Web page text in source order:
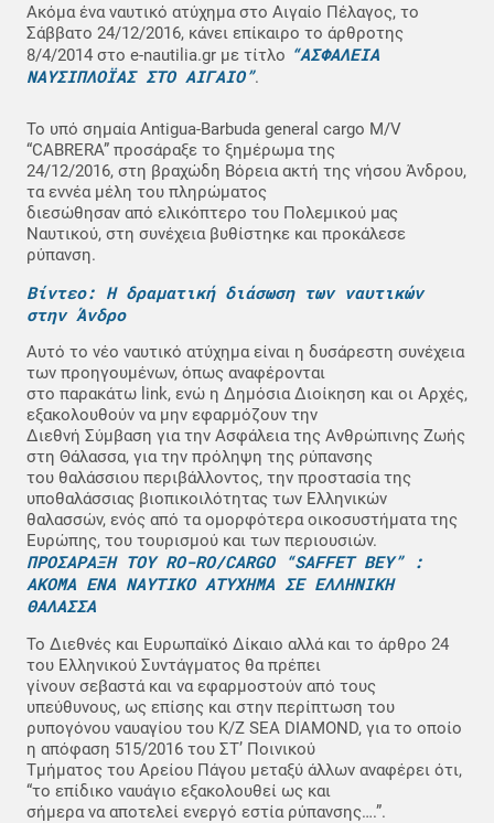
Ακόμα ένα ναυτικό ατύχημα στο Αιγαίο Πέλαγος, το
Σάββατο 24/12/2016, κάνει επίκαιρο το άρθροτης
8/4/2014 στο e-nautilia.gr με τίτλο “ΑΣΦΑΛΕΙΑ
ΝΑΥΣΙΠΛΟΪΑΣ ΣΤΟ ΑΙΓΑΙΟ”.
Το υπό σημαία Antigua-Barbuda general cargo M/V
“CABRERA” προσάραξε το ξημέρωμα της
24/12/2016, στη βραχώδη Βόρεια ακτή της νήσου Άνδρου,
τα εννέα μέλη του πληρώματος
διεσώθησαν από ελικόπτερο του Πολεμικού μας
Ναυτικού, στη συνέχεια βυθίστηκε και προκάλεσε
ρύπανση.
Βίντεο: Η δραματική διάσωση των ναυτικών
στην Άνδρο
Αυτό το νέο ναυτικό ατύχημα είναι η δυσάρεστη συνέχεια
των προηγουμένων, όπως αναφέρονται
στο παρακάτω link, ενώ η Δημόσια Διοίκηση και οι Αρχές,
εξακολουθούν να μην εφαρμόζουν την
Διεθνή Σύμβαση για την Ασφάλεια της Ανθρώπινης Ζωής
στη Θάλασσα, για την πρόληψη της ρύπανσης
του θαλάσσιου περιβάλλοντος, την προστασία της
υποθαλάσσιας βιοπικοιλότητας των Ελληνικών
θαλασσών, ενός από τα ομορφότερα οικοσυστήματα της
Ευρώπης, του τουρισμού και των περιουσιών.
ΠΡΟΣΑΡΑΞΗ ΤΟΥ RO-RO/CARGO “SAFFET BEY” :
AKOMA ENA NAYTIKO ATYXHMA ΣΕ ΕΛΛΗΝΙΚΗ
ΘΑΛΑΣΣΑ
Το Διεθνές και Ευρωπαϊκό Δίκαιο αλλά και το άρθρο 24
του Ελληνικού Συντάγματος θα πρέπει
γίνουν σεβαστά και να εφαρμοστούν από τους
υπεύθυνους, ως επίσης και στην περίπτωση του
ρυπογόνου ναυαγίου του Κ/Ζ SEA DIAMOND, για το οποίο
η απόφαση 515/2016 του ΣΤ’ Ποινικού
Τμήματος του Αρείου Πάγου μεταξύ άλλων αναφέρει ότι,
“το επίδικο ναυάγιο εξακολουθεί ως και
σήμερα να αποτελεί ενεργό εστία ρύπανσης….”.